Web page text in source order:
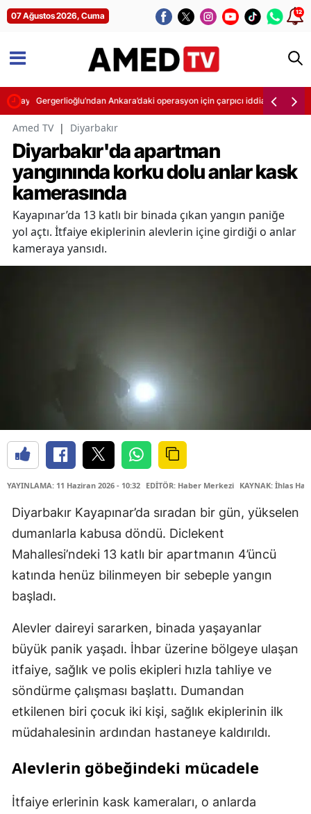
07 Ağustos 2026, Cuma 12
atılacak
Gergerlioğlu’ndan Ankara’daki operasyon için çarpıcı iddia:
Amed TV | Diyarbakır
Diyarbakır'da apartman
yangınında korku dolu anlar kask
kamerasında
Kayapınar’da 13 katlı bir binada çıkan yangın paniğe
yol açtı. İtfaiye ekiplerinin alevlerin içine girdiği o anlar
kameraya yansıdı.
YAYINLAMA: 11 Haziran 2026 - 10:32 EDİTÖR: Haber Merkezi KAYNAK: İhlas
Diyarbakır Kayapınar’da sıradan bir gün, yükselen
dumanlarla kabusa döndü. Diclekent
Mahallesi’ndeki 13 katlı bir apartmanın 4’üncü
katında henüz bilinmeyen bir sebeple yangın
başladı.
Alevler daireyi sararken, binada yaşayanlar
büyük panik yaşadı. İhbar üzerine bölgeye ulaşan
itfaiye, sağlık ve polis ekipleri hızla tahliye ve
söndürme çalışması başlattı. Dumandan
etkilenen biri çocuk iki kişi, sağlık ekiplerinin ilk
müdahalesinin ardından hastaneye kaldırıldı.
Alevlerin göbeğindeki mücadele
İtfaiye erlerinin kask kameraları, o anlarda